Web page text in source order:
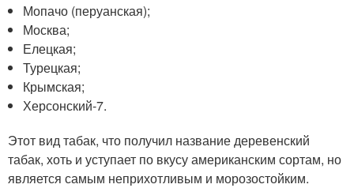
Мопачо (перуанская);
Москва;
Елецкая;
Турецкая;
Крымская;
Херсонский-7.
Этот вид табак, что получил название деревенский
табак, хоть и уступает по вкусу американским сортам, но
является самым неприхотливым и морозостойким.